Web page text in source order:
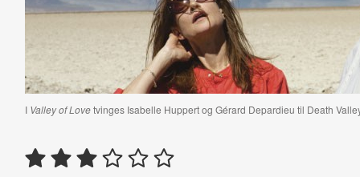
I Valley of Lovetvinges Isabelle Huppert og Gérard Depardieu til Death